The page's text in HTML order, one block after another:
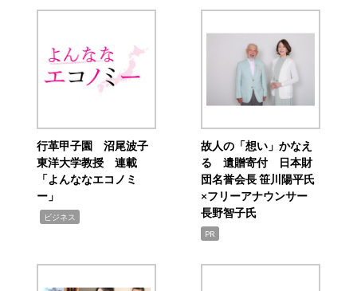
行革甲子園 沼尾波子
東洋大学教授 連載
「よんななエコノミ
ー」
ビジネス
故人の「想い」かなえ
る 遺贈寄付 日本財
団名誉会長 笹川陽平氏
×フリーアナウンサー
長野智子氏
PR